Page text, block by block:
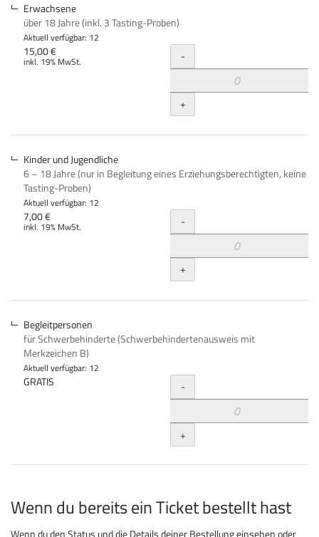
Erwachsene
über 18 Jahre (inkl. 3 Tasting-Proben)
Aktuell verfügbar: 12
15,00 €
inkl. 19% MwSt. Menge
-
+
Kinder und Jugendliche
6 – 18 Jahre (nur in Begleitung eines Erziehungsberechtigten, keine
Tasting-Proben)
Aktuell verfügbar: 12
7,00 €
inkl. 19% MwSt. Menge
-
+
Begleitpersonen
für Schwerbehinderte (Schwerbehindertenausweis mit
Merkzeichen B)
Aktuell verfügbar: 12
GRATIS Menge
-
+
Wenn du bereits ein Ticket bestellt hast